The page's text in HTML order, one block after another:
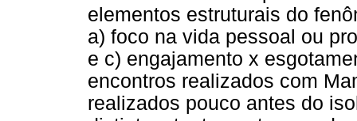
elementos estruturais do
a) foco na vida pessoal ou
e c) engajamento x
encontros realizados com
realizados pouco antes do